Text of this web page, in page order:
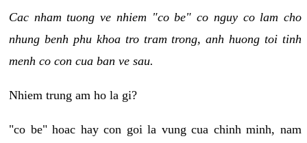
Cac nham tuong ve nhiem "co be" co nguy co lam cho
nhung benh phu khoa tro tram trong, anh huong toi tinh
menh co con cua ban ve sau.
Nhiem trung am ho la gi?
"co be" hoac hay con goi la vung cua chinh minh, nam